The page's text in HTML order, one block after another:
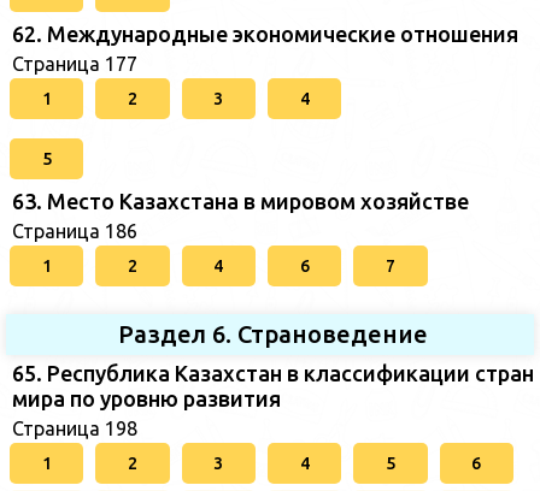
62. Международные экономические отношения
Страница 177
1 2 3 4
5
63. Место Казахстана в мировом хозяйстве
Страница 186
1 2 4 6 7
Раздел 6. Страноведение
65. Республика Казахстан в классификации стран
мира по уровню развития
Страница 198
1 2 3 4 5 6